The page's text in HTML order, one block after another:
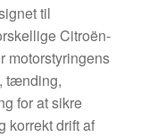
til
Citroën-
motorstyringens
tænding,
for at sikre
korrekt drift af